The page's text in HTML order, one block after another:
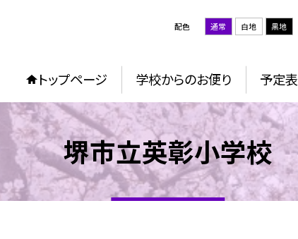
配色 通常 白地 黒地
トップページ 学校からのお便り 予定表
堺市立英彰小学校